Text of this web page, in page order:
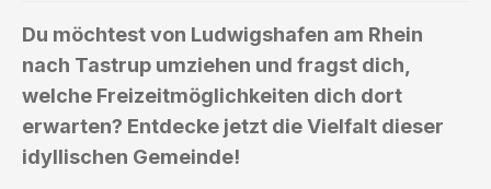
Du möchtest von Ludwigshafen am Rhein
nach Tastrup umziehen und fragst dich,
welche Freizeitmöglichkeiten dich dort
erwarten? Entdecke jetzt die Vielfalt dieser
idyllischen Gemeinde!